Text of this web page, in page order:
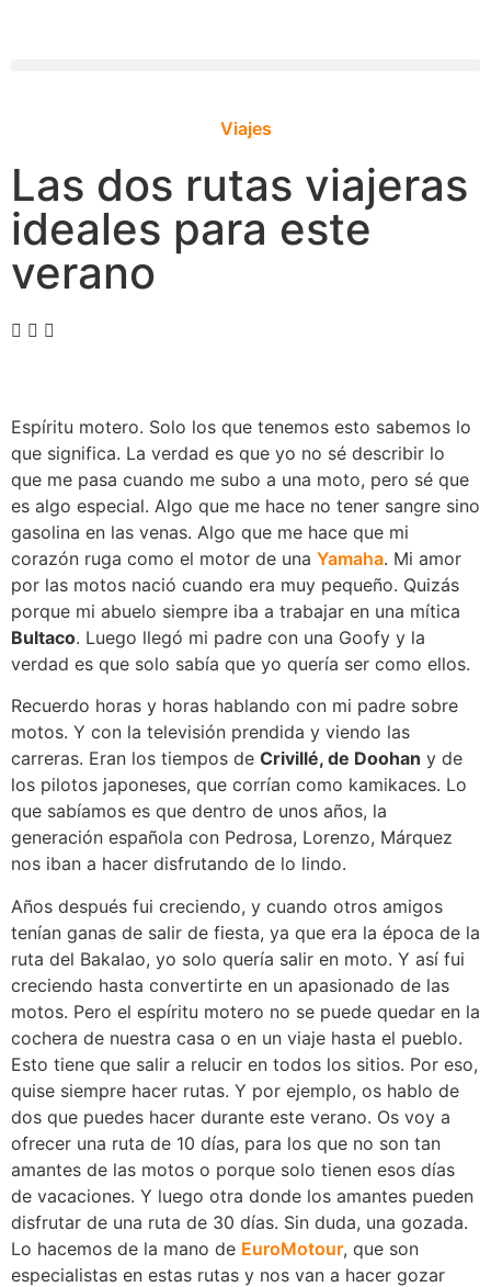
Viajes
Las dos rutas viajeras
ideales para este
verano
Espíritu motero. Solo los que tenemos esto sabemos lo
que significa. La verdad es que yo no sé describir lo
que me pasa cuando me subo a una moto, pero sé que
es algo especial. Algo que me hace no tener sangre sino
gasolina en las venas. Algo que me hace que mi
corazón ruga como el motor de una Yamaha. Mi amor
por las motos nació cuando era muy pequeño. Quizás
porque mi abuelo siempre iba a trabajar en una mítica
Bultaco. Luego llegó mi padre con una Goofy y la
verdad es que solo sabía que yo quería ser como ellos.
Recuerdo horas y horas hablando con mi padre sobre
motos. Y con la televisión prendida y viendo las
carreras. Eran los tiempos de Crivillé, de Doohan y de
los pilotos japoneses, que corrían como kamikaces. Lo
que sabíamos es que dentro de unos años, la
generación española con Pedrosa, Lorenzo, Márquez
nos iban a hacer disfrutando de lo lindo.
Años después fui creciendo, y cuando otros amigos
tenían ganas de salir de fiesta, ya que era la época de la
ruta del Bakalao, yo solo quería salir en moto. Y así fui
creciendo hasta convertirte en un apasionado de las
motos. Pero el espíritu motero no se puede quedar en la
cochera de nuestra casa o en un viaje hasta el pueblo.
Esto tiene que salir a relucir en todos los sitios. Por eso,
quise siempre hacer rutas. Y por ejemplo, os hablo de
dos que puedes hacer durante este verano. Os voy a
ofrecer una ruta de 10 días, para los que no son tan
amantes de las motos o porque solo tienen esos días
de vacaciones. Y luego otra donde los amantes pueden
disfrutar de una ruta de 30 días. Sin duda, una gozada.
Lo hacemos de la mano de EuroMotour, que son
especialistas en estas rutas y nos van a hacer gozar